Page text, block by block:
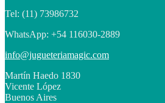
Tel: (11) 73986732
WhatsApp: +54 116030-2889
info@jugueteriamagic.com
Martín Haedo 1830
Vicente López
Buenos Aires